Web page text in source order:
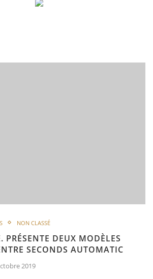
NON CLASSÉ
PRÉSENTE DEUX MODÈLES
SECONDS AUTOMATIC
2019